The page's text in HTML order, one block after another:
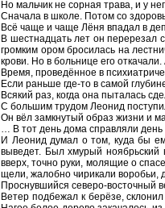
Но мальчик не сорная трава, и у
Сначала в школе. Потом со
Всё чаще и чаще Лёня впадал в
В шестнадцать лет он перерезал
громким ором бросилась на
крови. Но в больнице его
Время, проведённое в
Если раньше где-то в самой
Всякий раз, когда она пыталась
С большим трудом Леонид
Он вёл замкнутый образ жизни и
… В тот день дома справляли
И Леонид думал о том, куда бы
выведет. Был хмурый
вверх, точно руки, молящие о
щели, жалобно чирикали воробьи,
Проснувшийся северо-восточный
Ветер подбежал к берёзе,